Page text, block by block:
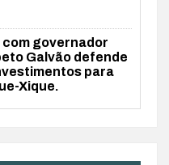
com governador
Galvão defende
para
Xique.